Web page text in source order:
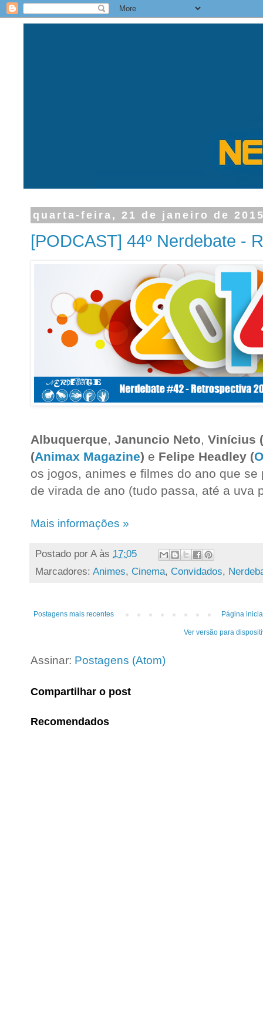
quarta-feira, 21 de janeiro de
[PODCAST] 44º Nerdebate -
Albuquerque, Januncio Neto, Vinícius (
(Animax Magazine) e Felipe Headley (
os jogos, animes e filmes do ano que
de virada de ano (tudo passa, até a uva
Mais informações »
Postado por A às 17:05
Marcadores: Animes, Cinema, Convidados,
Postagens mais recentes Página
Ver versão para
Assinar: Postagens (Atom)
Compartilhar o post
Recomendados